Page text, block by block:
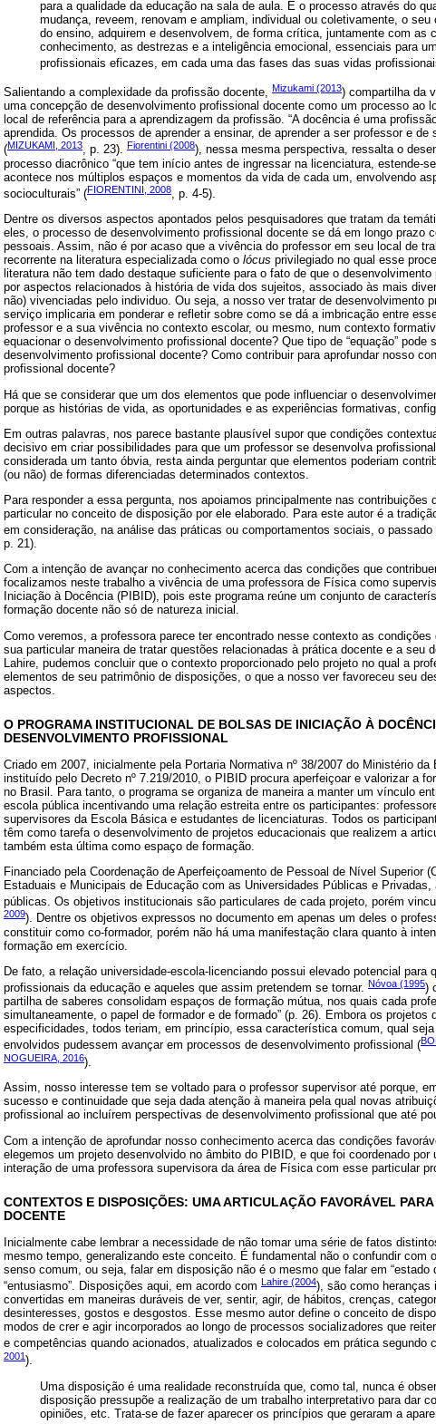
para a qualidade da educação na sala de aula. É o processo através do
mudança, reveem, renovam e ampliam, individual ou coletivamente, o
do ensino, adquirem e desenvolvem, de forma crítica, juntamente com as
conhecimento, as destrezas e a inteligência emocional, essenciais para
profissionais eficazes, em cada uma das fases das suas vidas
Salientando a complexidade da profissão docente, Mizukami (2013) compartilha da
uma concepção de desenvolvimento profissional docente como um processo ao
local de referência para a aprendizagem da profissão. “A docência é uma
aprendida. Os processos de aprender a ensinar, de aprender a ser professor e
(MIZUKAMI, 2013, p. 23). Fiorentini (2008), nessa mesma perspectiva, ressalta o
processo diacrônico “que tem início antes de ingressar na licenciatura, estende-
acontece nos múltiplos espaços e momentos da vida de cada um, envolvendo
socioculturais” (FIORENTINI, 2008, p. 4-5).
Dentre os diversos aspectos apontados pelos pesquisadores que tratam da
eles, o processo de desenvolvimento profissional docente se dá em longo prazo
pessoais. Assim, não é por acaso que a vivência do professor em seu local de
recorrente na literatura especializada como o lócus privilegiado no qual esse
literatura não tem dado destaque suficiente para o fato de que o
por aspectos relacionados à história de vida dos sujeitos, associado às mais
não) vivenciadas pelo individuo. Ou seja, a nosso ver tratar de desenvolvimento
serviço implicaria em ponderar e refletir sobre como se dá a imbricação entre
professor e a sua vivência no contexto escolar, ou mesmo, num contexto
equacionar o desenvolvimento profissional docente? Que tipo de “equação”
desenvolvimento profissional docente? Como contribuir para aprofundar nosso
profissional docente?
Há que se considerar que um dos elementos que pode influenciar o
porque as histórias de vida, as oportunidades e as experiências formativas,
Em outras palavras, nos parece bastante plausível supor que condições
decisivo em criar possibilidades para que um professor se desenvolva
considerada um tanto óbvia, resta ainda perguntar que elementos poderiam
(ou não) de formas diferenciadas determinados contextos.
Para responder a essa pergunta, nos apoiamos principalmente nas contribuições
particular no conceito de disposição por ele elaborado. Para este autor é a
em consideração, na análise das práticas ou comportamentos sociais, o passado
p. 21).
Com a intenção de avançar no conhecimento acerca das condições que
focalizamos neste trabalho a vivência de uma professora de Física como
Iniciação à Docência (PIBID), pois este programa reúne um conjunto de
formação docente não só de natureza inicial.
Como veremos, a professora parece ter encontrado nesse contexto as
sua particular maneira de tratar questões relacionadas à prática docente e a seu
Lahire, pudemos concluir que o contexto proporcionado pelo projeto no qual a
elementos de seu patrimônio de disposições, o que a nosso ver favoreceu seu
aspectos.
O PROGRAMA INSTITUCIONAL DE BOLSAS DE INICIAÇÃO À
DESENVOLVIMENTO PROFISSIONAL
Criado em 2007, inicialmente pela Portaria Normativa nº 38/2007 do Ministério
instituído pelo Decreto nº 7.219/2010, o PIBID procura aperfeiçoar e valorizar a
no Brasil. Para tanto, o programa se organiza de maneira a manter um vínculo
escola pública incentivando uma relação estreita entre os participantes:
supervisores da Escola Básica e estudantes de licenciaturas. Todos os
têm como tarefa o desenvolvimento de projetos educacionais que realizem a
também esta última como espaço de formação.
Financiado pela Coordenação de Aperfeiçoamento de Pessoal de Nível Superior
Estaduais e Municipais de Educação com as Universidades Públicas e
públicas. Os objetivos institucionais são particulares de cada projeto, porém
2009). Dentre os objetivos expressos no documento em apenas um deles o
constituir como co-formador, porém não há uma manifestação clara quanto à
formação em exercício.
De fato, a relação universidade-escola-licenciando possui elevado potencial para
profissionais da educação e aqueles que assim pretendem se tornar. Nóvoa (1995)
partilha de saberes consolidam espaços de formação mútua, nos quais cada
simultaneamente, o papel de formador e de formado” (p. 26). Embora os
especificidades, todos teriam, em princípio, essa característica comum, qual
envolvidos pudessem avançar em processos de desenvolvimento profissional (
NOGUEIRA, 2016).
Assim, nosso interesse tem se voltado para o professor supervisor até porque,
sucesso e continuidade que seja dada atenção à maneira pela qual novas
profissional ao incluírem perspectivas de desenvolvimento profissional que até
Com a intenção de aprofundar nosso conhecimento acerca das condições
elegemos um projeto desenvolvido no âmbito do PIBID, e que foi coordenado
interação de uma professora supervisora da área de Física com esse particular
CONTEXTOS E DISPOSIÇÕES: UMA ARTICULAÇÃO FAVORÁVEL
DOCENTE
Inicialmente cabe lembrar a necessidade de não tomar uma série de fatos
mesmo tempo, generalizando este conceito. É fundamental não o confundir com
senso comum, ou seja, falar em disposição não é o mesmo que falar em “estado
“entusiasmo”. Disposições aqui, em acordo com Lahire (2004), são como heranças
convertidas em maneiras duráveis de ver, sentir, agir, de hábitos, crenças,
desinteresses, gostos e desgostos. Esse mesmo autor define o conceito de
modos de crer e agir incorporados ao longo de processos socializadores que
e competências quando acionados, atualizados e colocados em prática segundo
2001).
Uma disposição é uma realidade reconstruída que, como tal, nunca é
disposição pressupõe a realização de um trabalho interpretativo para dar
opiniões, etc. Trata-se de fazer aparecer os princípios que geraram a